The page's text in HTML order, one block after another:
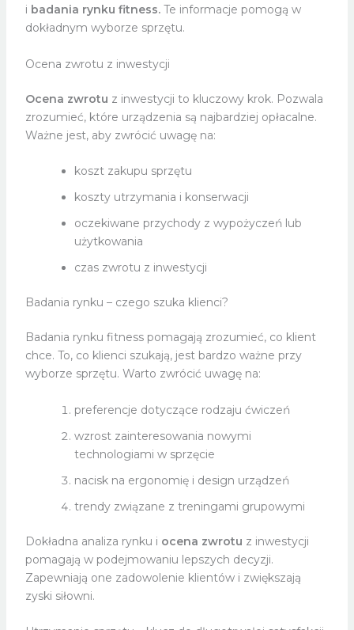
i badania rynku fitness.Te informacje pomogą w
dokładnym wyborze sprzętu.
Ocena zwrotu z inwestycji
Ocena zwrotu z inwestycji to kluczowy krok. Pozwala
zrozumieć, które urządzenia są najbardziej opłacalne.
Ważne jest, aby zwrócić uwagę na:
koszt zakupu sprzętu
koszty utrzymania i konserwacji
oczekiwane przychody z wypożyczeń lub
użytkowania
czas zwrotu z inwestycji
Badania rynku – czego szuka klienci?
Badania rynku fitness pomagają zrozumieć, co klient
chce. To, co klienci szukają, jest bardzo ważne przy
wyborze sprzętu. Warto zwrócić uwagę na:
preferencje dotyczące rodzaju ćwiczeń
wzrost zainteresowania nowymi
technologiami w sprzęcie
nacisk na ergonomię i design urządzeń
trendy związane z treningami grupowymi
Dokładna analiza rynku i ocena zwrotu z inwestycji
pomagają w podejmowaniu lepszych decyzji.
Zapewniają one zadowolenie klientów i zwiększają
zyski siłowni.